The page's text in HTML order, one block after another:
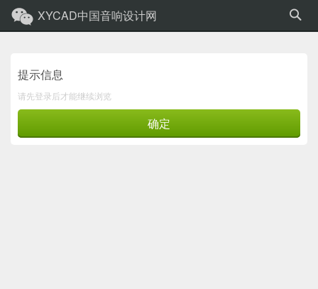
XYCAD中国音响设计网
提示信息
请先登录后才能继续浏览
确定